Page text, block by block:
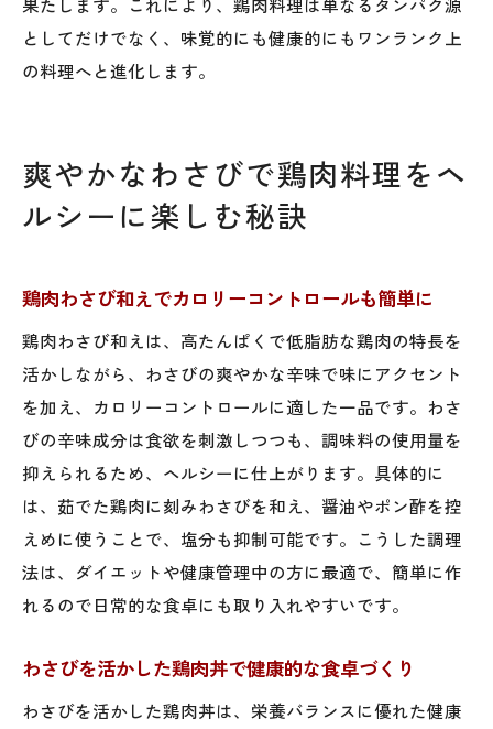
食欲が落ちた時こそ鶏肉とわさびの組み合
わせ
鶏肉とわさびの組み合わせで家庭料理を格上げ
る
わさびを活かした鶏肉アレンジレシピ集
鶏肉わさび丼で味と栄養を一度に楽しむ方
法
家庭でも簡単！わさび入り鶏肉メニュー提
案
鶏肉わさびレシピで新たな家庭料理の魅力
としてだけでなく、味覚的にも健康的にもワンランク上
の料理へと進化します。
爽やかなわさびで鶏肉料理をヘ
ルシーに楽しむ秘訣
鶏肉わさび和えでカロリーコントロールも簡単に
鶏肉わさび和えは、高たんぱくで低脂肪な鶏肉の特長を
活かしながら、わさびの爽やかな辛味で味にアクセント
を加え、カロリーコントロールに適した一品です。わさ
びの辛味成分は食欲を刺激しつつも、調味料の使用量を
抑えられるため、ヘルシーに仕上がります。具体的に
は、茹でた鶏肉に刻みわさびを和え、醤油やポン酢を控
えめに使うことで、塩分も抑制可能です。こうした調理
法は、ダイエットや健康管理中の方に最適で、簡単に作
れるので日常的な食卓にも取り入れやすいです。
わさびを活かした鶏肉丼で健康的な食卓づくり
わさびを活かした鶏肉丼は、栄養バランスに優れた健康